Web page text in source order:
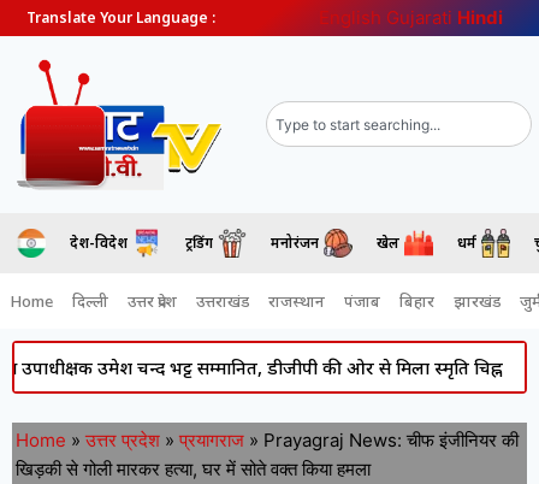
Translate Your Language : English Gujarati Hindi
देश-विदेश ट्रेंडिंग मनोरंजन खेल धर्म
Home दिल्ली उत्तर प्रदेश उत्तराखंड राजस्थान पंजाब बिहार झारखंड
उमेश चन्द भट्ट सम्मानित, डीजीपी की ओर से मिला स्मृति चिह्न Atiq
Home » उत्तर प्रदेश » प्रयागराज » Prayagraj News: चीफ इंजीनियर की
खिड़की से गोली मारकर हत्या, घर में सोते वक्त किया हमला